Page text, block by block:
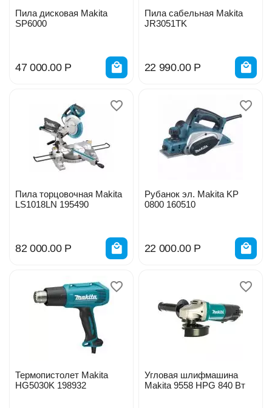
Пила дисковая Makita
SP6000
47 000.00 Р
Пила сабельная Makita
JR3051TK
22 990.00 Р
Пила торцовочная Makita
LS1018LN 195490
82 000.00 Р
Рубанок эл. Makita KP
0800 160510
22 000.00 Р
Термопистолет Makita
HG5030K 198932
Угловая шлифмашина
Makita 9558 НPG 840 Вт